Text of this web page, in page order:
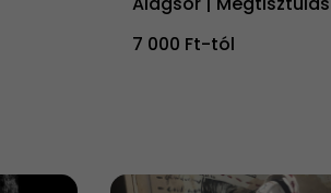
7 000 Ft-tól